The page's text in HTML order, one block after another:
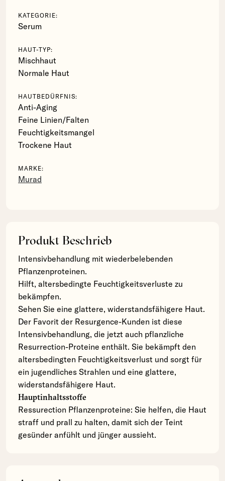
KATEGORIE:
Serum
HAUT-TYP:
Mischhaut
Normale Haut
HAUTBEDÜRFNIS:
Anti-Aging
Feine Linien/Falten
Feuchtigkeitsmangel
Trockene Haut
MARKE:
Murad
Produkt Beschrieb
Intensivbehandlung mit wiederbelebenden
Pflanzenproteinen.
Hilft, altersbedingte Feuchtigkeitsverluste zu
bekämpfen.
Sehen Sie eine glattere, widerstandsfähigere Haut.
Der Favorit der Resurgence-Kunden ist diese
Intensivbehandlung, die jetzt auch pflanzliche
Resurrection-Proteine enthält. Sie bekämpft den
altersbedingten Feuchtigkeitsverlust und sorgt für
ein jugendliches Strahlen und eine glattere,
widerstandsfähigere Haut.
Hauptinhaltsstoffe
Ressurection Pflanzenproteine: Sie helfen, die Haut
straff und prall zu halten, damit sich der Teint
gesünder anfühlt und jünger aussieht.